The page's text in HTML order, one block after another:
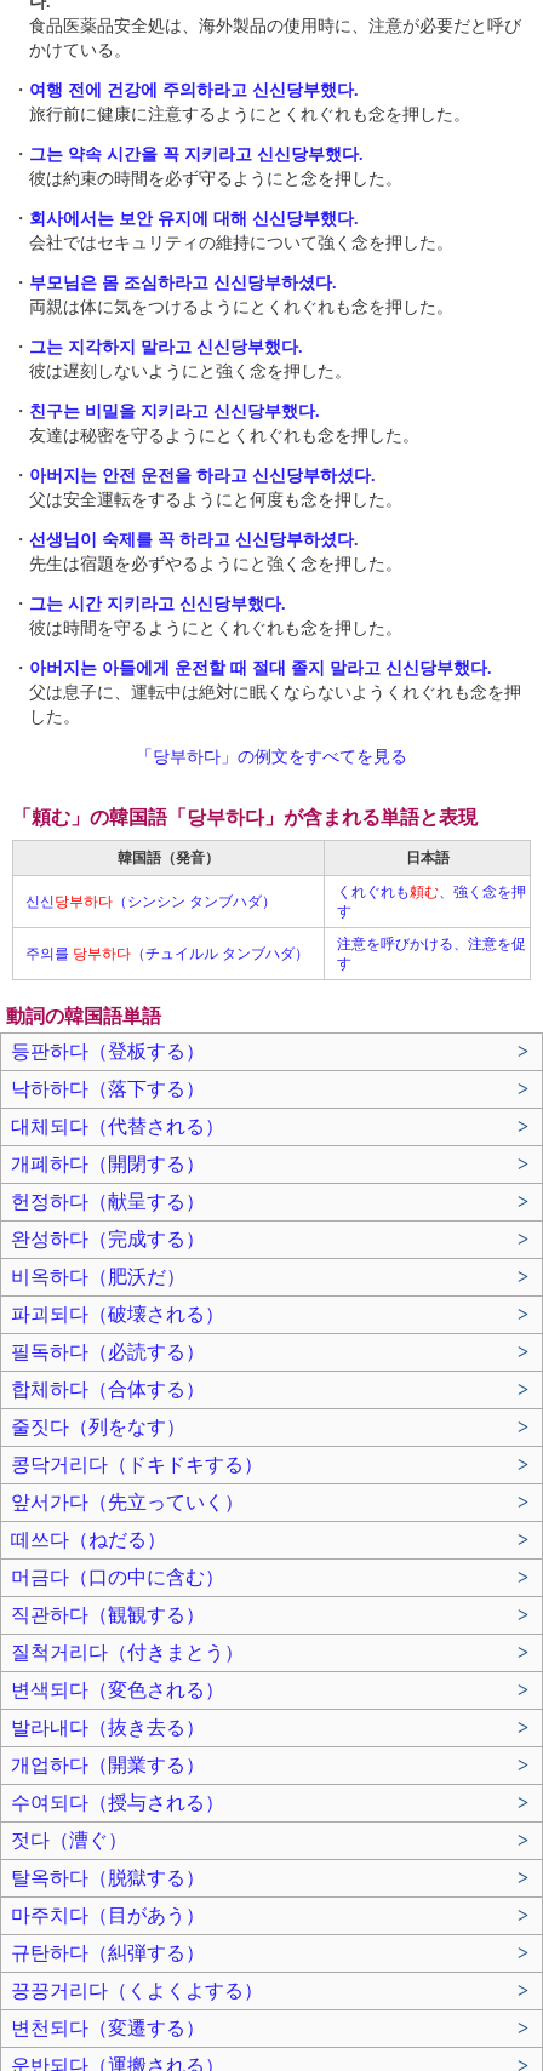
食品医薬品安全処は、海外製品の使用時に、注意が必要だと呼び
かけている。
・ 여행 전에 건강에 주의하라고 신신당부했다.
旅行前に健康に注意するようにとくれぐれも念を押した。
・ 그는 약속 시간을 꼭 지키라고 신신당부했다.
彼は約束の時間を必ず守るようにと念を押した。
・ 회사에서는 보안 유지에 대해 신신당부했다.
会社ではセキュリティの維持について強く念を押した。
・ 부모님은 몸 조심하라고 신신당부하셨다.
両親は体に気をつけるようにとくれぐれも念を押した。
・ 그는 지각하지 말라고 신신당부했다.
彼は遅刻しないようにと強く念を押した。
・ 친구는 비밀을 지키라고 신신당부했다.
友達は秘密を守るようにとくれぐれも念を押した。
・ 아버지는 안전 운전을 하라고 신신당부하셨다.
父は安全運転をするようにと何度も念を押した。
・ 선생님이 숙제를 꼭 하라고 신신당부하셨다.
先生は宿題を必ずやるようにと強く念を押した。
・ 그는 시간 지키라고 신신당부했다.
彼は時間を守るようにとくれぐれも念を押した。
・ 아버지는 아들에게 운전할 때 절대 졸지 말라고 신신당부했다.
父は息子に、運転中は絶対に眠くならないようくれぐれも念を押
した。
「당부하다」の例文をすべてを見る
「頼む」の韓国語「당부하다」が含まれる単語と表現
韓国語（発音） 日本語
신신당부하다 （シンシン タンブハダ）
くれぐれも頼む、強く念を押
す
주의를 당부하다 （チュイルル タンブハダ）
注意を呼びかける、注意を促
す
動詞の韓国語単語
등판하다（登板する）
>
낙하하다（落下する）
>
대체되다（代替される）
>
개폐하다（開閉する）
>
헌정하다（献呈する）
>
완성하다（完成する）
>
비옥하다（肥沃だ）
>
파괴되다（破壊される）
>
필독하다（必読する）
>
합체하다（合体する）
>
줄짓다（列をなす）
>
콩닥거리다（ドキドキする）
>
앞서가다（先立っていく）
>
떼쓰다（ねだる）
>
머금다（口の中に含む）
>
직관하다（観観する）
>
질척거리다（付きまとう）
>
변색되다（変色される）
>
발라내다（抜き去る）
>
개업하다（開業する）
>
수여되다（授与される）
>
젓다（漕ぐ）
>
탈옥하다（脱獄する）
>
마주치다（目があう）
>
규탄하다（糾弾する）
>
끙끙거리다（くよくよする）
>
변천되다（変遷する）
>
운반되다（運搬される）
>